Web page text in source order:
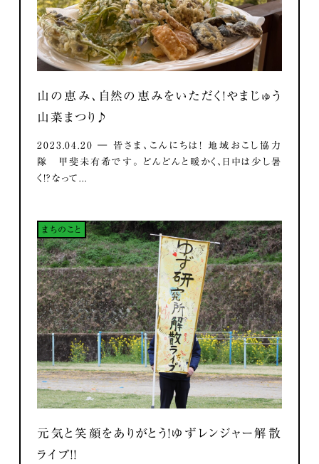
山の恵み、自然の恵みをいただく！やまじゅう
山菜まつり♪
2023.04.20 ― 皆さま、こんにちは！ 地域おこし協力
隊 甲斐未有希です。 どんどんと暖かく、日中は少し暑
く！？なって...
まちのこと
元気と笑顔をありがとう！ゆずレンジャー解散
ライブ！！